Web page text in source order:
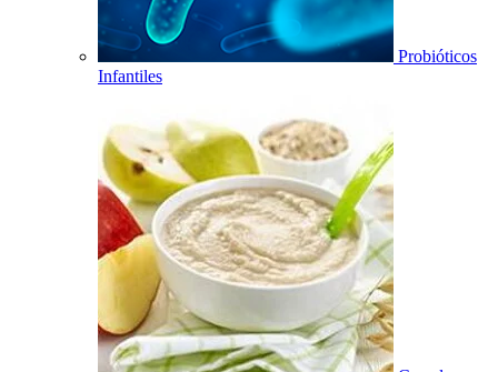
Probióticos
Infantiles